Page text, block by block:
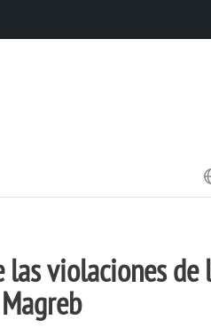
las violaciones de